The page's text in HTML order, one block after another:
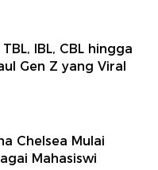
IBL, CBL hingga
Gen Z yang Viral
Chelsea Mulai
Mahasiswi